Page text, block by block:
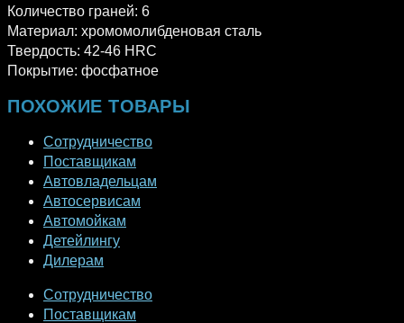
Количество граней: 6
Материал: хромомолибденовая сталь
Твердость: 42-46 HRC
Покрытие: фосфатное
ПОХОЖИЕ ТОВАРЫ
Сотрудничество
Поставщикам
Автовладельцам
Автосервисам
Автомойкам
Детейлингу
Дилерам
Сотрудничество
Поставщикам